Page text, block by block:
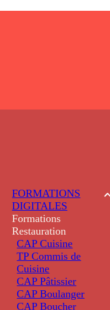
FORMATIONS
DIGITALES
Formations
Restauration
CAP Cuisine
TP Commis de
Cuisine
CAP Pâtissier
CAP Boulanger
CAP Boucher